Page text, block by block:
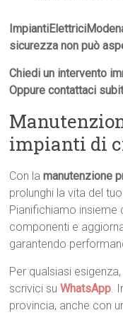
sicurezza non può
Chiedi un intervento
Oppure contattaci
impianti di
Con lamanutenzione
prolunghi la vita del
Pianifichiamo insieme
componenti e
garantendo
Per qualsiasi
scrivici suWhatsApp.
provincia, anche con